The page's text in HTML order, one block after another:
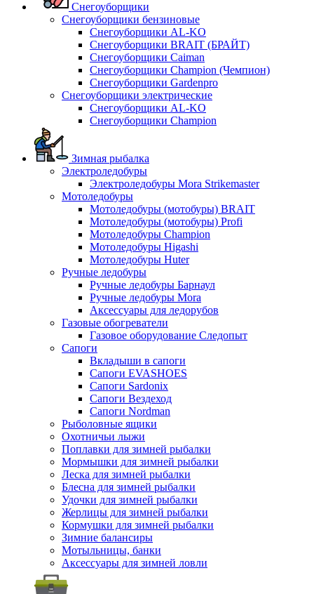
Снегоуборщики
Снегоуборщики бензиновые
Снегоуборщики AL-KO
Снегоуборщики BRAIT (БРАЙТ)
Снегоуборщики Caiman
Снегоуборщики Champion (Чемпион)
Снегоуборщики Gardenpro
Снегоуборщики электрические
Снегоуборщики AL-KO
Снегоуборщики Champion
Зимная рыбалка
Электроледобуры
Электроледобуры Mora Strikemaster
Мотоледобуры
Мотоледобуры (мотобуры) BRAIT
Мотоледобуры (мотобуры) Profi
Мотоледобуры Champion
Мотоледобуры Higashi
Мотоледобуры Huter
Ручные ледобуры
Ручные ледобуры Барнаул
Ручные ледобуры Mora
Аксессуары для ледорубов
Газовые обогреватели
Газовое оборудование Следопыт
Сапоги
Вкладыши в сапоги
Сапоги EVASHOES
Сапоги Sardonix
Сапоги Вездеход
Сапоги Nordman
Рыболовные ящики
Охотничьи лыжи
Поплавки для зимней рыбалки
Мормышки для зимней рыбалки
Леска для зимней рыбалки
Блесна для зимней рыбалки
Удочки для зимней рыбалки
Жерлицы для зимней рыбалки
Кормушки для зимней рыбалки
Зимние балансиры
Мотыльницы, банки
Аксессуары для зимней ловли